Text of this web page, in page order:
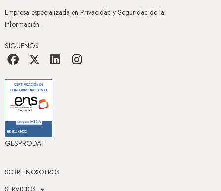
Empresa especializada en Privacidad y Seguridad de la
Información.
SÍGUENOS
GESPRODAT
SOBRE NOSOTROS
SERVICIOS